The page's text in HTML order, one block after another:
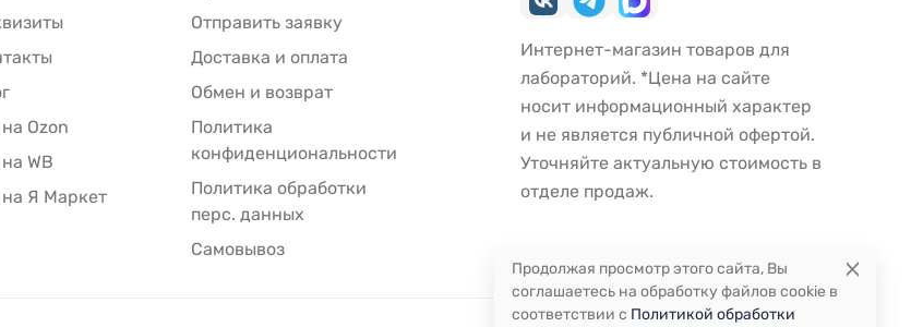
Ozon
WB
Я Маркет
Отправить заявку
Доставка и оплата
Обмен и возврат
Политика
конфиденциональности
Политика обработки
перс. данных
Самовывоз
Интернет-магазин товаров для
лабораторий. *Цена на сайте
носит информационный характер
и не является публичной офертой.
Уточняйте актуальную стоимость в
отделе продаж.
Продолжая просмотр этого сайта, Вы
соглашаетесь на обработку файлов cookie в
соответствии с Политикой обработки